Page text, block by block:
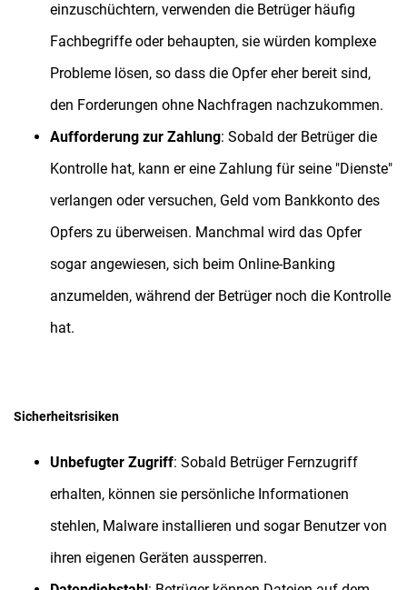
einzuschüchtern, verwenden die Betrüger häufig
Fachbegriffe oder behaupten, sie würden komplexe
Probleme lösen, so dass die Opfer eher bereit sind,
den Forderungen ohne Nachfragen nachzukommen.
Aufforderung zur Zahlung: Sobald der Betrüger die
Kontrolle hat, kann er eine Zahlung für seine "Dienste"
verlangen oder versuchen, Geld vom Bankkonto des
Opfers zu überweisen. Manchmal wird das Opfer
sogar angewiesen, sich beim Online-Banking
anzumelden, während der Betrüger noch die Kontrolle
hat.
Sicherheitsrisiken
Unbefugter Zugriff: Sobald Betrüger Fernzugriff
erhalten, können sie persönliche Informationen
stehlen, Malware installieren und sogar Benutzer von
ihren eigenen Geräten aussperren.